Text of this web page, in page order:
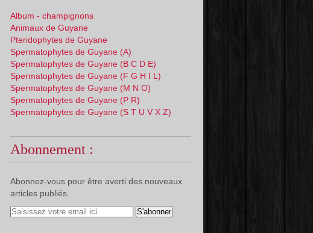
Album - champignons
Animaux de Guyane
Pteridophytes de Guyane
Spermatophytes de Guyane (A)
Spermatophytes de Guyane (B C D E)
Spermatophytes de Guyane (F G H I L)
Spermatophytes de Guyane (M N O)
Spermatophytes de Guyane (P R)
Spermatophytes de Guyane (S T U V X Z)
Abonnement :
Abonnez-vous pour être averti des nouveaux
articles publiés.